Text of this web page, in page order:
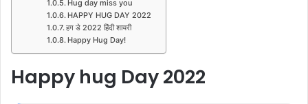
Hug day miss you
HAPPY HUG DAY 2022
हग डे 2022 हिंदी शायरी
Happy Hug Day!
Happy hug Day 2022